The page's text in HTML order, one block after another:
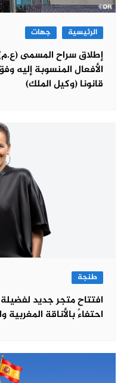
الرئيسية جهات
إطلاق سراح المسمى
الأفعال المنسوبة إليه
قانونا (وكيل الملك)
طنجة
افتتاح متجر جديد
احتفاءً بالأناقة المغربية